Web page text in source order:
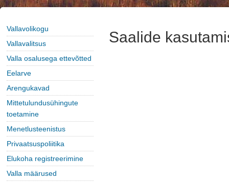
Vallavolikogu
Vallavalitsus
Valla osalusega ettevõtted
Eelarve
Arengukavad
Mittetulundusühingute
toetamine
Menetlusteenistus
Privaatsuspoliitika
Elukoha registreerimine
Valla määrused
Saalide